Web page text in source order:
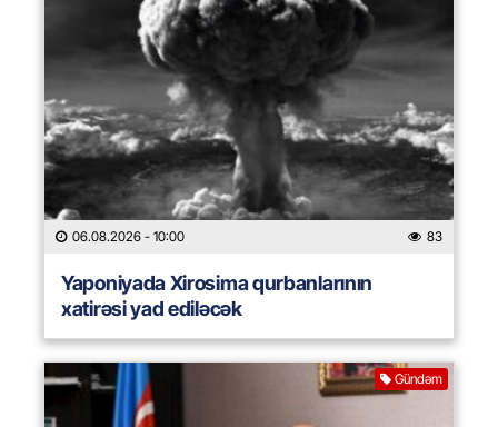
06.08.2026 - 10:00 83
Yaponiyada Xirosima qurbanlarının
xatirəsi yad ediləcək
Gündəm